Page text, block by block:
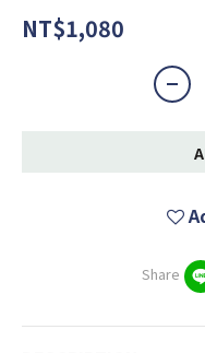
NT$1,080
Share